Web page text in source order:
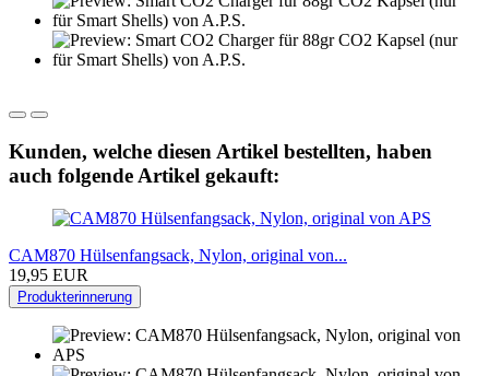
Kunden, welche diesen Artikel bestellten, haben
auch folgende Artikel gekauft:
CAM870 Hülsenfangsack, Nylon, original von...
19,95 EUR
Produkterinnerung